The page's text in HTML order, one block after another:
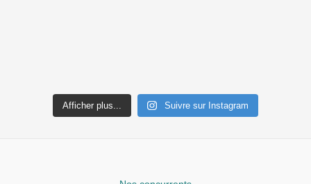
Afficher plus... Suivre sur Instagram